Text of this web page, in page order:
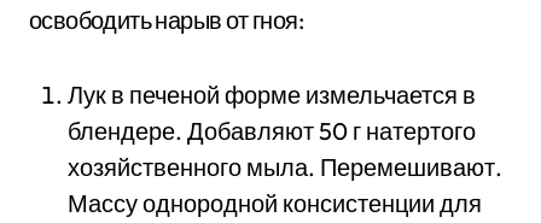
освободить нарыв от гноя:
Лук в печеной форме измельчается в
блендере. Добавляют 50 г натертого
хозяйственного мыла. Перемешивают.
Массу однородной консистенции для